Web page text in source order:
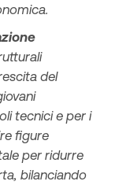
del
tecnici e per i
figure
per ridurre
bilanciando